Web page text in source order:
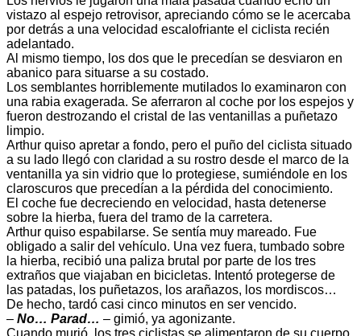
vistazo al espejo retrovisor, apreciando cómo se le acercaba
por detrás a una velocidad escalofriante el ciclista recién
adelantado.
Al mismo tiempo, los dos que le precedían se desviaron en
abanico para situarse a su costado.
Los semblantes horriblemente mutilados lo examinaron con
una rabia exagerada. Se aferraron al coche por los espejos y
fueron destrozando el cristal de las ventanillas a puñetazo
limpio.
Arthur quiso apretar a fondo, pero el puño del ciclista situado
a su lado llegó con claridad a su rostro desde el marco de la
ventanilla ya sin vidrio que lo protegiese, sumiéndole en los
claroscuros que precedían a la pérdida del conocimiento.
El coche fue decreciendo en velocidad, hasta detenerse
sobre la hierba, fuera del tramo de la carretera.
Arthur quiso espabilarse. Se sentía muy mareado. Fue
obligado a salir del vehículo. Una vez fuera, tumbado sobre
la hierba, recibió una paliza brutal por parte de los tres
extraños que viajaban en bicicletas. Intentó protegerse de
las patadas, los puñetazos, los arañazos, los mordiscos…
De hecho, tardó casi cinco minutos en ser vencido.
– No… Parad… – gimió, ya agonizante.